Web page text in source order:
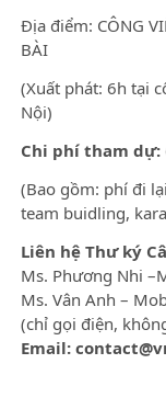
Địa điểm: CÔNG
BÀI
(Xuất phát: 6h tại
Nội)
Chi phí tham dự:
(Bao gồm: phí đi
team buidling,
Liên hệ Thư ký
Ms. Phương Nhi
Ms. Vân Anh –
(chỉ gọi điện,
Email: